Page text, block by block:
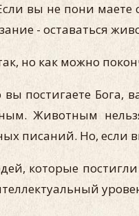
вы не пони
- оставаться
но как можно
вы постигаете Бога,
Животным
писаний. Но, если
которые